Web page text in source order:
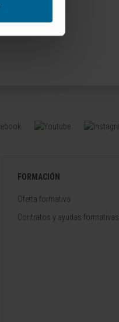
FORMACIÓN
Oferta formativa
Contratos y ayudas formativas